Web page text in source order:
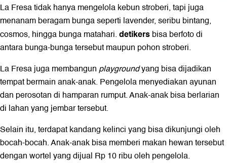
La Fresa tidak hanya mengelola kebun stroberi, tapi juga
menanam beragam bunga seperti lavender, seribu bintang,
cosmos, hingga bunga matahari.detikersbisa berfoto di
antara bunga-bunga tersebut maupun pohon stroberi.
La Fresa juga membangunplaygroundyang bisa dijadikan
tempat bermain anak-anak. Pengelola menyediakan ayunan
dan perosotan di hamparan rumput. Anak-anak bisa berlarian
di lahan yang jembar tersebut.
Selain itu, terdapat kandang kelinci yang bisa dikunjungi oleh
bocah-bocah. Anak-anak bisa memberi makan hewan tersebut
dengan wortel yang dijual Rp 10 ribu oleh pengelola.